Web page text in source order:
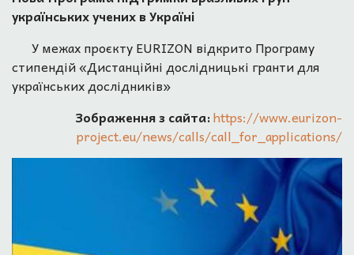
українських учених в Україні
У межах проєкту EURIZON відкрито Програму
стипендій «Дистанційні дослідницькі гранти для
українських дослідників»
Зображення з сайта:https://www.eurizon-
project.eu/news/calls/call_for_applications/